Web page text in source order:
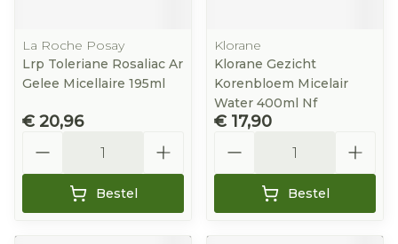
La Roche Posay
Lrp Toleriane Rosaliac Ar
Gelee Micellaire 195ml
€ 20,96
Bestel
Klorane
Klorane Gezicht
Korenbloem Micelair
Water 400ml Nf
€ 17,90
Bestel